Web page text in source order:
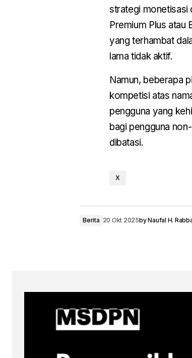
strategi monetisasi
Premium Plus atau
yang terhambat
lama tidak aktif.
Namun, beberapa
kompetisi atas
pengguna yang
bagi pengguna
dibatasi.
X
Berita 20 Okt 2025byNaufal H.